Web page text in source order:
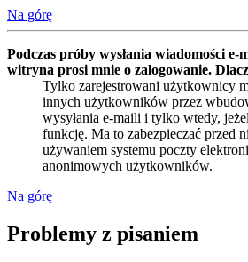
Na górę
Podczas próby wysłania wiadomości
witryna prosi mnie o zalogowanie.
Tylko zarejestrowani użytkownicy
innych użytkowników przez
wysyłania e-maili i tylko wtedy,
funkcję. Ma to zabezpieczać przed
używaniem systemu poczty
anonimowych użytkowników.
Na górę
Problemy z pisaniem